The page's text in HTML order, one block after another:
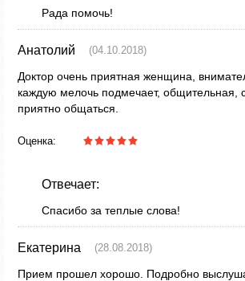
Рада помочь!
Анатолий (04.10.2018)
Доктор очень приятная женщина,
каждую мелочь подмечает, общительная,
приятно общаться.
Оценка:
Отвечает:
Спасибо за теплые слова!
Екатерина (28.08.2018)
Прием прошел хорошо. Подробно